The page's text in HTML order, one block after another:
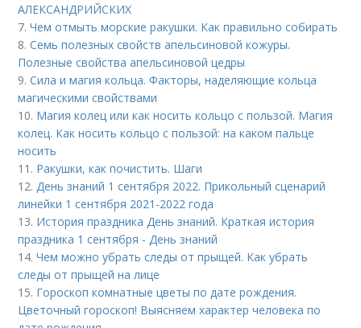
АЛЕКСАНДРИЙСКИХ
7.Чем отмыть морские ракушки. Как правильно собирать
8.Семь полезных свойств апельсиновой кожуры.
Полезные свойства апельсиновой цедры
9.Сила и магия кольца. Факторы, наделяющие кольца
магическими свойствами
10. Магия колец или как носить кольцо с пользой. Магия
колец. Как носить кольцо с пользой: на каком пальце
носить
11. Ракушки, как почистить. Шаги
12.День знаний 1 сентября 2022. Прикольный сценарий
линейки 1 сентября 2021-2022 года
13. История праздника День знаний. Краткая история
праздника 1 сентября - День знаний
14.Чем можно убрать следы от прыщей. Как убрать
следы от прыщей на лице
15. Гороскоп комнатные цветы по дате рождения.
Цветочный гороскоп! Выясняем характер человека по